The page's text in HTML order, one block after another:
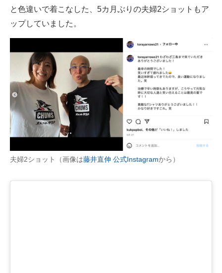
と色違いで着こなした、5カ月ぶりの夫婦2ショットもア
ップしていました。
夫婦2ショット（画像は藤井直伸 公式Instagramから）